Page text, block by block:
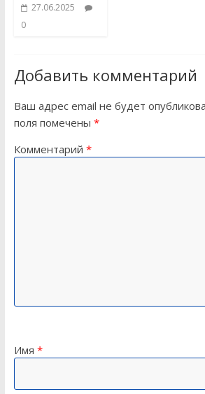
27.06.2025
0
Добавить комментарий
Ваш адрес email не будет
поля помечены *
Комментарий *
Имя *